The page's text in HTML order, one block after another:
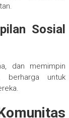
Sosial
dan memimpin
berharga untuk